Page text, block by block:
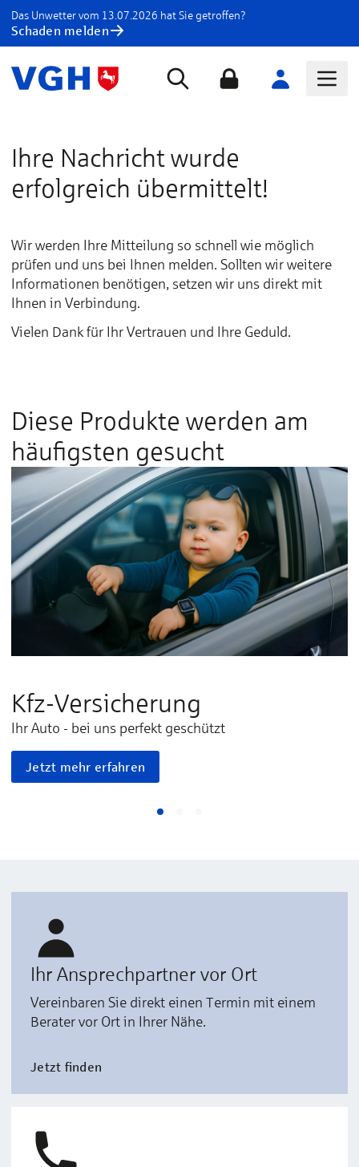
Das Unwetter vom 13.07.2026 hat Sie getroffen?
Schaden melden
Ihre Nachricht wurde
erfolgreich übermittelt!
Wir werden Ihre Mitteilung so schnell wie möglich
prüfen und uns bei Ihnen melden. Sollten wir weitere
Informationen benötigen, setzen wir uns direkt mit
Ihnen in Verbindung.
Vielen Dank für Ihr Vertrauen und Ihre Geduld.
Diese Produkte werden am
häufigsten gesucht
Kfz-Versicherung
Ihr Auto - bei uns perfekt geschützt
Jetzt mehr erfahren
Ihr Ansprechpartner vor Ort
Vereinbaren Sie direkt einen Termin mit einem
Berater vor Ort in Ihrer Nähe.
Jetzt finden